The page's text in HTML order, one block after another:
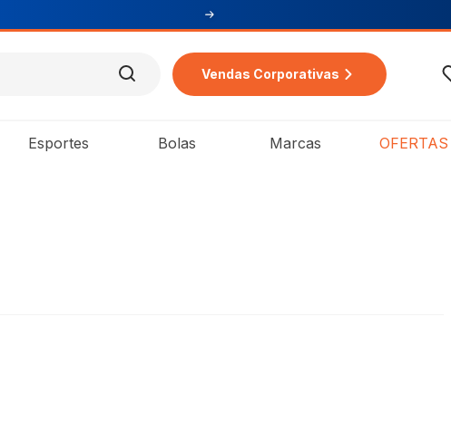
1ª compra
Vendas Corporativas
Esportes Bolas Marcas OFERTAS